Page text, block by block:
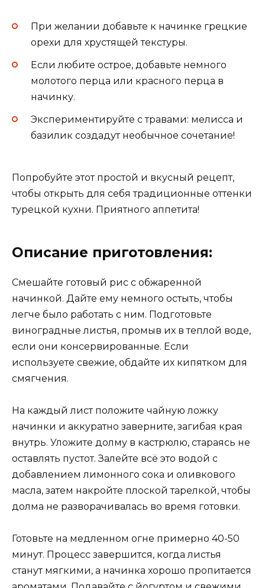
При желании добавьте к начинке грецкие
орехи для хрустящей текстуры.
Если любите острое, добавьте немного
молотого перца или красного перца в
начинку.
Экспериментируйте с травами: мелисса и
базилик создадут необычное сочетание!
Попробуйте этот простой и вкусный рецепт,
чтобы открыть для себя традиционные оттенки
турецкой кухни. Приятного аппетита!
Описание приготовления:
Смешайте готовый рис с обжаренной
начинкой. Дайте ему немного остыть, чтобы
легче было работать с ним. Подготовьте
виноградные листья, промыв их в теплой воде,
если они консервированные. Если
используете свежие, обдайте их кипятком для
смягчения.
На каждый лист положите чайную ложку
начинки и аккуратно заверните, загибая края
внутрь. Уложите долму в кастрюлю, стараясь не
оставлять пустот. Залейте всё это водой с
добавлением лимонного сока и оливкового
масла, затем накройте плоской тарелкой, чтобы
долма не разворачивалась во время готовки.
Готовьте на медленном огне примерно 40-50
минут. Процесс завершится, когда листья
станут мягкими, а начинка хорошо пропитается